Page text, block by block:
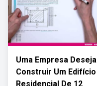
Uma Empresa Deseja
Construir Um Edifício
Residencial De 12